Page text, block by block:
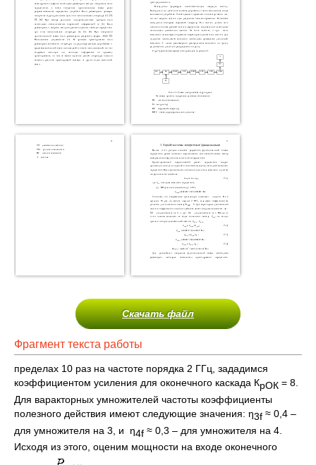
Скачать файл
Фрагмент текста работы
пределах 10 раз на частоте порядка 2 ГГц, зададимся
коэффициентом усиления для оконечного каскада КрОК = 8.
Для варакторных умножителей частоты коэффициенты
полезного действия имеют следующие значения: η3f ≈ 0,4 –
для умножителя на 3, и η4f ≈ 0,3 – для умножителя на 4.
Исходя из этого, оценим мощности на входе оконечного